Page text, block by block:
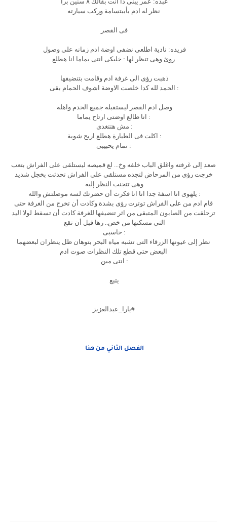
نظر له ادم بأببتسامة وركب سيارته
فى القصر
فريده: نادية اطلعى نضفى اوضة ادم زمانه على وصول
روئ وهى تنظر لها : خليكى انتى يماما انا هطلع
ذهبت رؤى الى غرفة ادم وقامت بتنضيفها
: الحمد لله كدا خلصت الاوضة اشوف الحمام بقى
وصل ادم القصر ليستقبله جميع الخدم واهله
: انا طالع اوضتى ارتاح يماما
: مش هتتغدى
: اكلت فى الطيارة هطلع اريح شوية
: تمام يحبيبى
صعد إلى غرفته واغلق الباب خلفه وخ... لع قميصه ليستلقى على الفراش بتعب
خرجت رؤى من المرحاض لتجده مستلقى على الفراش تحدثت بخجل شديد
وهى تتجنب النظر إليه
: يلهوى انا اسفة جدا انا انا فكرت أن حضرتك لسه موصلتش والله
قام ادم من على الفراش توترت رؤى بشدة وكادت أن تخرج من الغرفة حتى
تزحلقت من الصابون المتبقى من اثر تنضيفها للغرفة كادت أن تسقط لولا اليد
التي مسكتها من خص.. رها قبل أن تقع
: حاسبى
نظر إلى عيونها الزرقاء التى تشبه مياه البحر بتوهان ظل ينظران لبعضهما
البعض حتى قطع تلك النظرات صوت ادم
: انتى مين
يتبع
#يارا_عبدالعزيز
الفصل الثاني من هنا